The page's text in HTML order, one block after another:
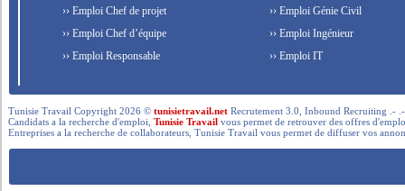
›› Emploi Chef de projet
›› Emploi Chef d’équipe
›› Emploi Responsable
›› Emploi Génie Civil
›› Emploi Ingénieur
›› Emploi IT
Tunisie Travail Copyright 2026 ©tunisietravail.net Recrutement 3.0, Inbound Recruiting .-
Candidats a la recherche d'emploi,Tunisie Travail vous permet de retrouver des offres
Entreprises a la recherche de collaborateurs, Tunisie Travail vous permet de diffuser vos